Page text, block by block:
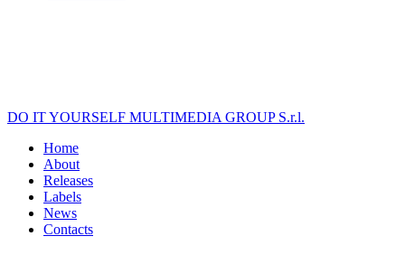
DO IT YOURSELF MULTIMEDIA GROUP S.r.l.
Home
About
Releases
Labels
News
Contacts